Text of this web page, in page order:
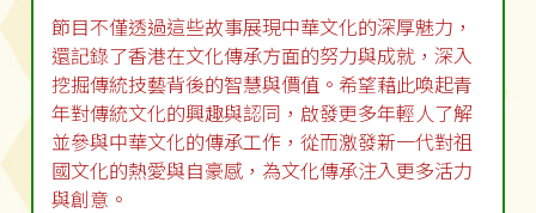
節目不僅透過這些故事展現中華文化的深厚魅力，
還記錄了香港在文化傳承方面的努力與成就，深入
挖掘傳統技藝背後的智慧與價值。希望藉此喚起青
年對傳統文化的興趣與認同，啟發更多年輕人了解
並參與中華文化的傳承工作，從而激發新一代對祖
國文化的熱愛與自豪感，為文化傳承注入更多活力
與創意。